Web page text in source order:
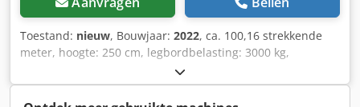
Toestand: nieuw, Bouwjaar: 2022, ca. 100,16 strekkende
meter, hoogte: 250 cm, legbordbelasting: 3000 kg,
palletstellingen, zware stellingen, hoge stellingen,
industriële stellingen, stellingen direct uit voorraad
leverbaar Gegevens : - Hoogte : ca. 250 cm - D : ca. 110 cm